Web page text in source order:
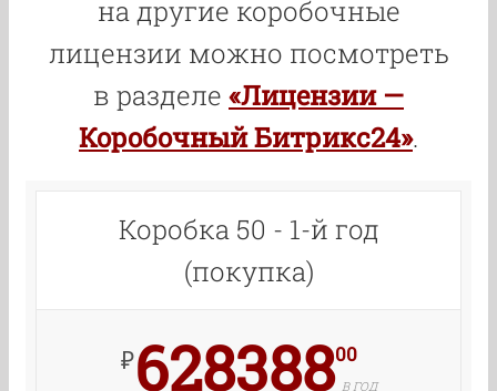
на другие коробочные
лицензии можно посмотреть
в разделе «Лицензии —
Коробочный Битрикс24».
Коробка 50 - 1-й год
(покупка)
₽62838800
В ГОД